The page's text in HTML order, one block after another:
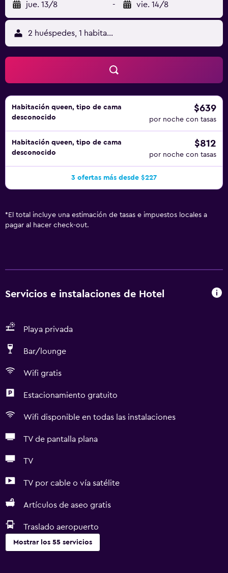
jue. 13/8 - vie. 14/8
2 huéspedes, 1 habitación
Habitación queen, tipo de cama
desconocido
$639
por noche con tasas
Habitación queen, tipo de cama
desconocido
$812
por noche con tasas
3 ofertas más desde $227
* El total incluye una estimación de tasas e impuestos locales a
pagar al hacer check-out.
Servicios e instalaciones de Hotel
Playa privada
Bar/lounge
Wifi gratis
Estacionamiento gratuito
Wifi disponible en todas las instalaciones
TV de pantalla plana
TV
TV por cable o vía satélite
Artículos de aseo gratis
Traslado aeropuerto
Mostrar los 55 servicios